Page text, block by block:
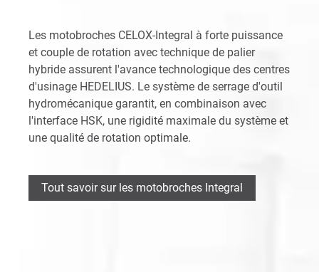
Les motobroches CELOX-Integral à forte puissance
et couple de rotation avec technique de palier
hybride assurent l'avance technologique des centres
d'usinage HEDELIUS. Le système de serrage d'outil
hydromécanique garantit, en combinaison avec
l'interface HSK, une rigidité maximale du système et
une qualité de rotation optimale.
Tout savoir sur les motobroches Integral